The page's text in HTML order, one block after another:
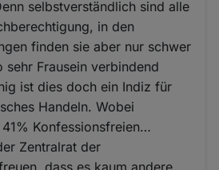
selbstverständlich sind alle
in den
finden sie aber nur schwer
sehr Frausein verbindend
ist dies doch ein Indiz für
Handeln. Wobei
Konfessionsfreien…
Zentralrat der